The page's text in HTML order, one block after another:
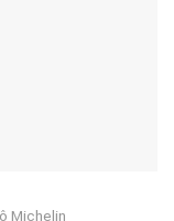
Michelin